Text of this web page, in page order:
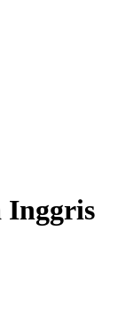
Inggris